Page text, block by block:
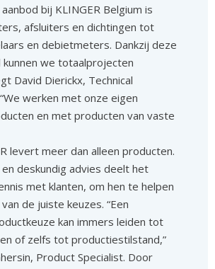
bij KLINGER Belgium is
afsluiters en dichtingen tot
en debietmeters. Dankzij deze
kunnen we totaalprojecten
David Dierickx, Technical
werken met onze eigen
en met producten van vaste
levert meer dan alleen producten.
en deskundig advies deelt het
met klanten, om hen te helpen
de juiste keuzes. “Een
kan immers leiden tot
of zelfs tot productiestilstand,”
Product Specialist. Door